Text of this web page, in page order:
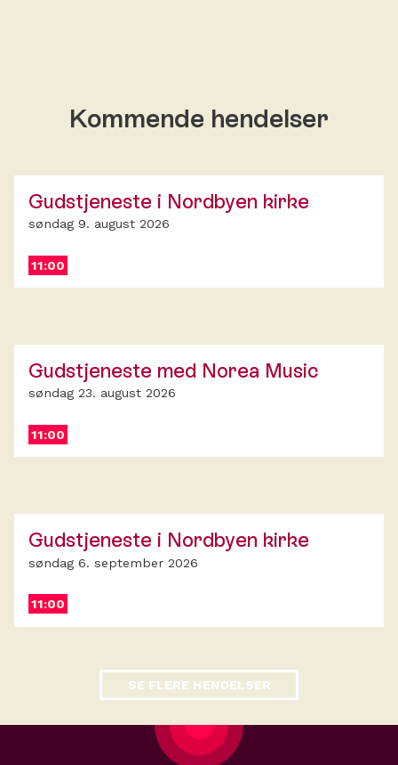
Kommende hendelser
Gudstjeneste i Nordbyen kirke
søndag 9. august 2026
11:00
Gudstjeneste med Norea Music
søndag 23. august 2026
11:00
Gudstjeneste i Nordbyen kirke
søndag 6. september 2026
11:00
SE FLERE HENDELSER